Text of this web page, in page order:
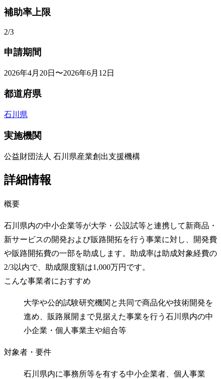
補助率上限
2/3
申請期間
2026年4月20日〜2026年6月12日
都道府県
石川県
実施機関
公益財団法人 石川県産業創出支援機構
詳細情報
概要
石川県内の中小企業等が大学・公設試等と連携して新商品・
新サービスの開発および販路開拓を行う事業に対し、開発費
や販路開拓費の一部を助成します。助成率は助成対象経費の
2/3以内で、助成限度額は1,000万円です。
こんな事業者におすすめ
大学や公的試験研究機関と共同で商品化や技術開発を
進め、販路展開まで見据えた事業を行う石川県内の中
小企業・個人事業主や組合等
対象者・要件
石川県内に事務所等を有する中小企業者、個人事業